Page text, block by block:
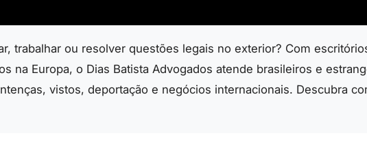
trabalhar ou resolver questões legais no exterior? Com
na Europa, o Dias Batista Advogados atende brasileiros e
vistos, deportação e negócios internacionais. Descubra